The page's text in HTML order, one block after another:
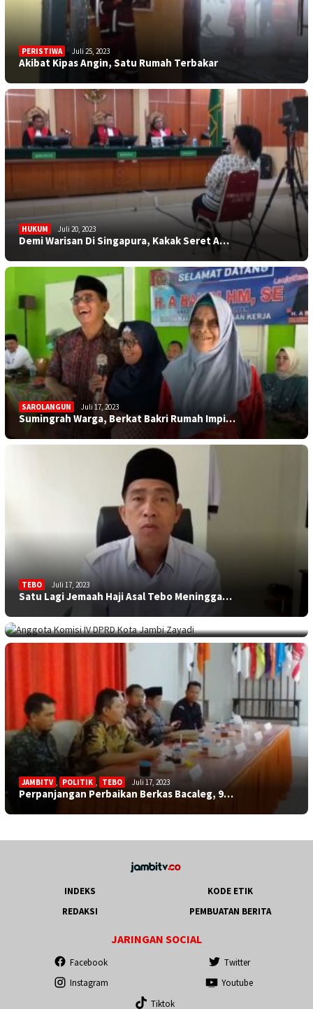
PERISTIWA Juli 25, 2023
Akibat Kipas Angin, Satu Rumah Terbakar
HUKUM Juli 20, 2023
Demi Warisan Di Singapura, Kakak Seret A…
SAROLANGUN Juli 17, 2023
Sumingrah Warga, Berkat Bakri Rumah Impi…
TEBO Juli 17, 2023
Satu Lagi Jemaah Haji Asal Tebo Meningga…
KOTA JAMBI
Sekolah Minim Siswa, Dewan: Diknas Harus…
JAMBITV , POLITIK , TEBO Juli 17, 2023
Perpanjangan Perbaikan Berkas Bacaleg, 9…
INDEKS
KODE ETIK
REDAKSI
PEMBUATAN BERITA
JARINGAN SOCIAL
Facebook
Twitter
Instagram
Youtube
Tiktok